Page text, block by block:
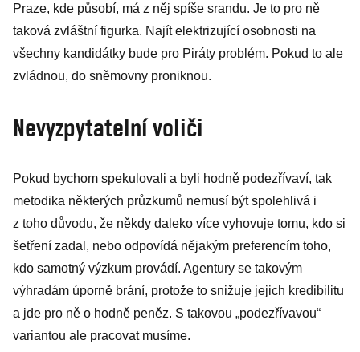
Praze, kde působí, má z něj spíše srandu. Je to pro ně
taková zvláštní figurka. Najít elektrizující osobnosti na
všechny kandidátky bude pro Piráty problém. Pokud to ale
zvládnou, do sněmovny proniknou.
Nevyzpytatelní voliči
Pokud bychom spekulovali a byli hodně podezřívaví, tak
metodika některých průzkumů nemusí být spolehlivá i
z toho důvodu, že někdy daleko více vyhovuje tomu, kdo si
šetření zadal, nebo odpovídá nějakým preferencím toho,
kdo samotný výzkum provádí. Agentury se takovým
výhradám úporně brání, protože to snižuje jejich kredibilitu
a jde pro ně o hodně peněz. S takovou „podezřívavou“
variantou ale pracovat musíme.